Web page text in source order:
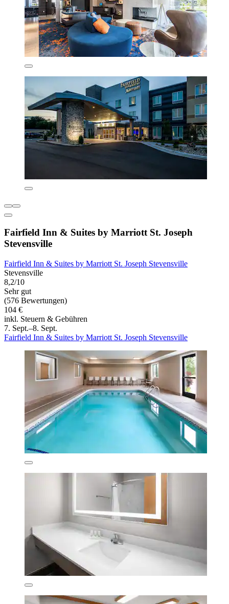
Fairfield Inn & Suites by Marriott St. Joseph
Stevensville
Fairfield Inn & Suites by Marriott St. Joseph Stevensville
Stevensville
8,2/10
Sehr gut
(576 Bewertungen)
104 €
inkl. Steuern & Gebühren
7. Sept.–8. Sept.
Fairfield Inn & Suites by Marriott St. Joseph Stevensville